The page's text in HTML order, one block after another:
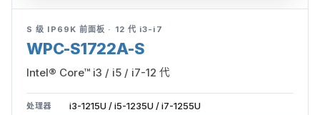
S 级 IP69K 前面板 · 12 代 i3-i7
WPC-S1722A-S
Intel® Core™ i3 / i5 / i7-12 代
处理器 i3-1215U / i5-1235U / i7-1255U